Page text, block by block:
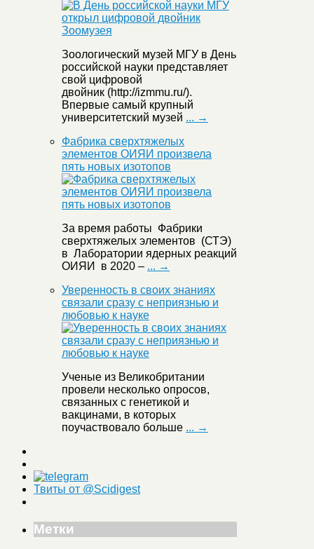
Зоологический музей МГУ в День
российской науки представляет
свой цифровой
двойник (http://izmmu.ru/).
Впервые самый крупный
университетский музей ... →
Фабрика сверхтяжелых
элементов ОИЯИ произвела
пять новых изотопов
За время работы Фабрики
сверхтяжелых элементов (СТЭ)
в Лаборатории ядерных реакций
ОИЯИ в 2020 – ... →
Уверенность в своих знаниях
связали сразу с неприязнью и
любовью к науке
Ученые из Великобритании
провели несколько опросов,
связанных с генетикой и
вакцинами, в которых
поучаствовало больше ... →
Твиты от @Scidigest
Метки